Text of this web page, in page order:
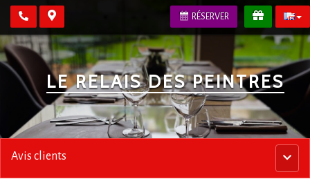
RÉSERVER
LE RELAIS DES PEINTRES
Menu
Avis clients